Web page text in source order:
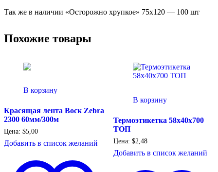
Так же в наличии «Осторожно хрупкое» 75х120 — 100 шт
Похожие товары
В корзину
Красящая лента Воск Zebra
2300 60мм/300м
Цена: $5,00
Добавить в список желаний
В корзину
Термоэтикетка 58х40х700
ТОП
Цена: $2,48
Добавить в список желаний